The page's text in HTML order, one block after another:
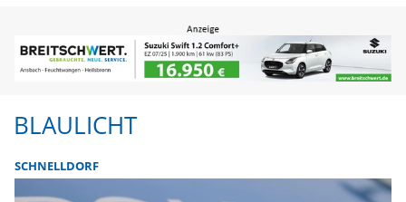
BLAULICHT
SCHNELLDORF